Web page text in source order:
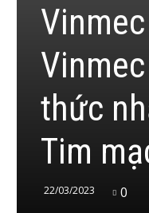
thức
Tim
22/03/2023 0